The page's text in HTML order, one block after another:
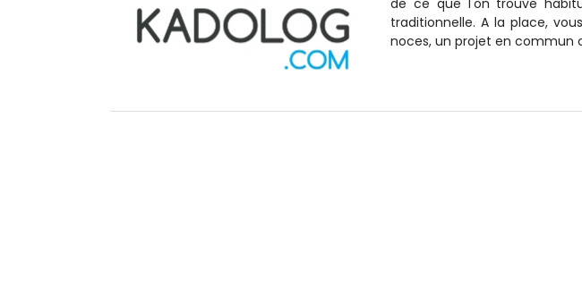
de ce que l'on trouve
traditionnelle. A la place,
noces, un projet en commun